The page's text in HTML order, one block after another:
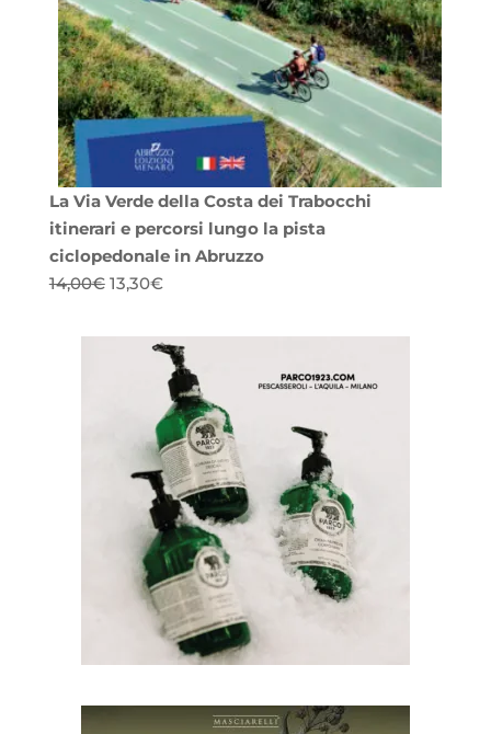
La Via Verde della Costa dei Trabocchi
itinerari e percorsi lungo la pista
ciclopedonale in Abruzzo
14,00€ Il
originale
13,30€Il
attuale
è:
13,30€.